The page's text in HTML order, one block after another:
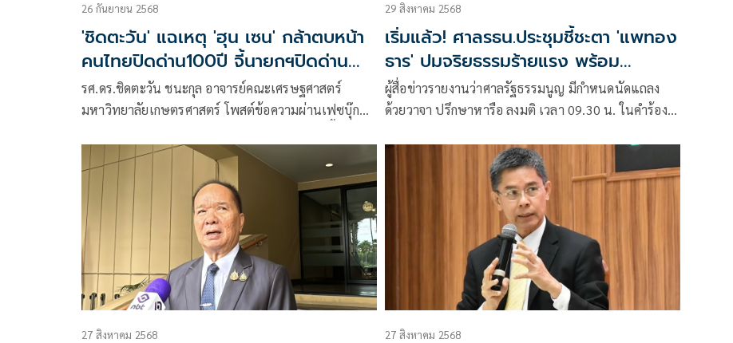
26 กันยายน 2568
'ชิดตะวัน' แฉเหตุ 'ฮุน เซน' กล้าตบหน้า
คนไทยปิดด่าน100ปี จี้นายกฯปิดด่าน
อย่างเด็ดขาด
รศ.ดร.ชิดตะวัน ชนะกุล อาจารย์คณะเศรษฐศาสตร์
มหาวิทยาลัยเกษตรศาสตร์ โพสต์ข้อความผ่านเฟซบุ๊ก
29 สิงหาคม 2568
เริ่มแล้ว! ศาลรธน.ประชุมชี้ชะตา 'แพทอง
ธาร' ปมจริยธรรมร้ายแรง พร้อม
ถ่ายทอดสดคำตัดสิน
ผู้สื่อข่าวรายงานว่าศาลรัฐธรรมนูญ มีกำหนดนัดแถลง
ด้วยวาจา ปรึกษาหารือ ลงมติ เวลา 09.30 น. ในคำร้องที่
สาม ประกอบมาตรา 82 ว่าความเป็นรัฐมนตรี ของ
น.ส.แพทองธาร ชินวัตร นายกรัฐมนตรี
27 สิงหาคม 2568 27 สิงหาคม 2568